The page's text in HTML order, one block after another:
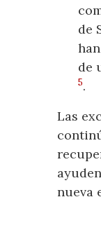
de
de
5.
Las
nueva